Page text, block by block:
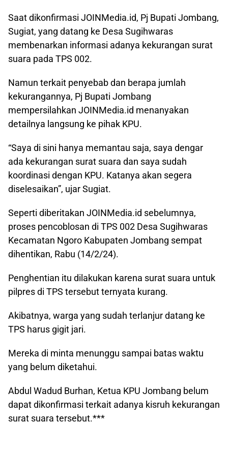
Saat dikonfirmasi JOINMedia.id, Pj Bupati Jombang,
Sugiat, yang datang ke Desa Sugihwaras
membenarkan informasi adanya kekurangan surat
suara pada TPS 002.
Namun terkait penyebab dan berapa jumlah
kekurangannya, Pj Bupati Jombang
mempersilahkan JOINMedia.id menanyakan
detailnya langsung ke pihak KPU.
“Saya di sini hanya memantau saja, saya dengar
ada kekurangan surat suara dan saya sudah
koordinasi dengan KPU. Katanya akan segera
diselesaikan”, ujar Sugiat.
Seperti diberitakan JOINMedia.id sebelumnya,
proses pencoblosan di TPS 002 Desa Sugihwaras
Kecamatan Ngoro Kabupaten Jombang sempat
dihentikan, Rabu (14/2/24).
Penghentian itu dilakukan karena surat suara untuk
pilpres di TPS tersebut ternyata kurang.
Akibatnya, warga yang sudah terlanjur datang ke
TPS harus gigit jari.
Mereka di minta menunggu sampai batas waktu
yang belum diketahui.
Abdul Wadud Burhan, Ketua KPU Jombang belum
dapat dikonfirmasi terkait adanya kisruh kekurangan
surat suara tersebut.***